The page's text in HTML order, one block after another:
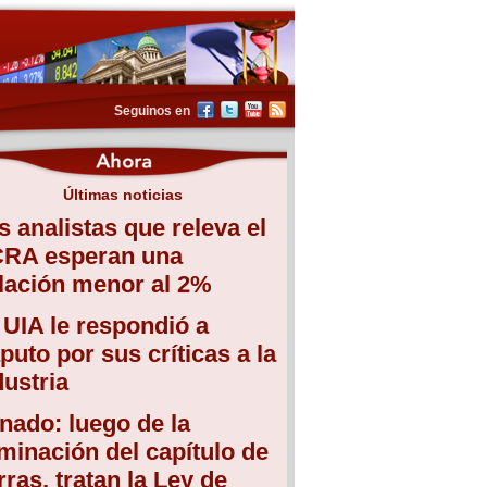
Seguinos en
Últimas noticias
analistas que releva el
esperan una
menor al 2%
le respondió a
por sus críticas a la
luego de la
del capítulo de
tratan la Ley de